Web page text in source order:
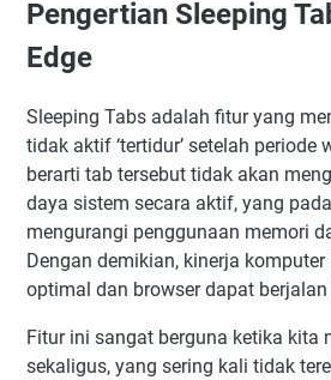
Pengertian Sleeping
Edge
Sleeping Tabs adalah fitur yang
tidak aktif ‘tertidur’ setelah periode
berarti tab tersebut tidak akan
daya sistem secara aktif, yang
mengurangi penggunaan memori
Dengan demikian, kinerja
optimal dan browser dapat berjalan
Fitur ini sangat berguna ketika kita
sekaligus, yang sering kali tidak